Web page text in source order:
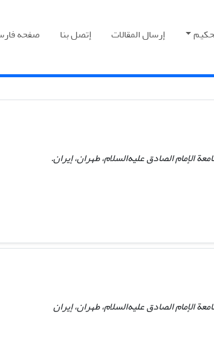
إرسال المقالات إتصل بنا صفحه
الإمام الصادق علیه‌السلام، طهران، إيران.
الإمام الصادق علیه‌السلام، طهران، إيران